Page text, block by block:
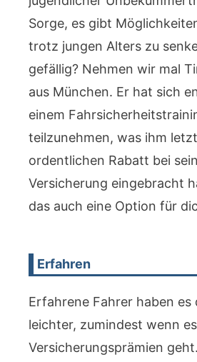
Sorge, es gibt
trotz jungen Alters zu
gefällig? Nehmen wir mal
aus München. Er hat sich
einem
teilzunehmen, was ihm
ordentlichen Rabatt bei
Versicherung eingebracht
das auch eine Option für
Erfahren
Erfahrene Fahrer haben es
leichter, zumindest wenn
Versicherungsprämien